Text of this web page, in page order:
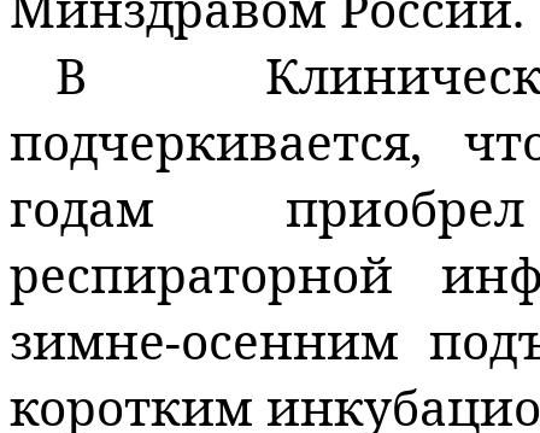
В
подчеркивается,
годам
респираторной
зимне‑осенним
коротким